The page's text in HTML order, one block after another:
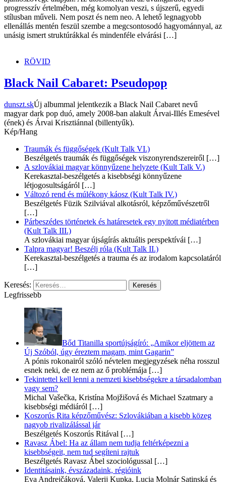
progresszív értelmében, még komolyan veszi, s újszerű, egyedi
stílusban műveli. Nem poszt és nem neo. A lehető legnagyobb
ellenállás mentén feszül szembe a megcsontosodó hagyománnyal, az
unásig ismert struktúrákkal és mindenféle elvárási […]
RÖVID
Black Nail Cabaret: Pseudopop
dunszt.skÚj albummal jelentkezik a Black Nail Cabaret nevű
magyar dark pop duó, amely 2008-ban alakult Árvai-Illés Emesével
(ének) és Árvai Krisztiánnal (billentyűk).
Kép/Hang
Traumák és függőségek (Kult Talk VI.)
Beszélgetés traumák és függőségek viszonyrendszereiről […]
A szlovákiai magyar könnyűzene helyzete (Kult Talk V.)
Kerekasztal-beszélgetés a kisebbségi könnyűzene
létjogosultságáról […]
Változó rend és múlékony káosz (Kult Talk IV.)
Beszélgetés Füzik Szilviával alkotásról, képzőművészetről
[…]
Párbeszédes történetek és határesetek egy nyitott médiatérben
(Kult Talk III.)
A szlovákiai magyar újságírás aktuális perspektívái […]
Talpra magyar! Beszélj róla (Kult Talk II.)
Kerekasztal-beszélgetés a trauma és az irodalom kapcsolatáról
[…]
Keresés:
Legfrissebb
Bőd Titanilla sportújságíró: „Amikor eljöttem az
Új Szóból, úgy éreztem magam, mint Gagarin”
A pónis rokonairól szóló névtelen megjegyzések néha rosszul
esnek neki, de ez nem az ő problémája […]
Tekintettel kell lenni a nemzeti kisebbségekre a társadalomban
vagy sem?
Michal Vašečka, Kristína Mojžišová és Michael Szatmary a
kisebbségi médiáról […]
Koszorús Rita képzőművész: Szlovákiában a kisebb közeg
nagyob rivalizálással jár
Beszélgetés Koszorús Ritával […]
Ravasz Ábel: Ha az állam nem tudja feltérképezni a
kisebbségeit, nem tud segíteni rajtuk
Beszélgetés Ravasz Ábel szociológussal […]
Identitásaink, évszázadaink, régióink
Eva Andrejčáková, Valerij Kupka, Lucia Molnár Satinská és